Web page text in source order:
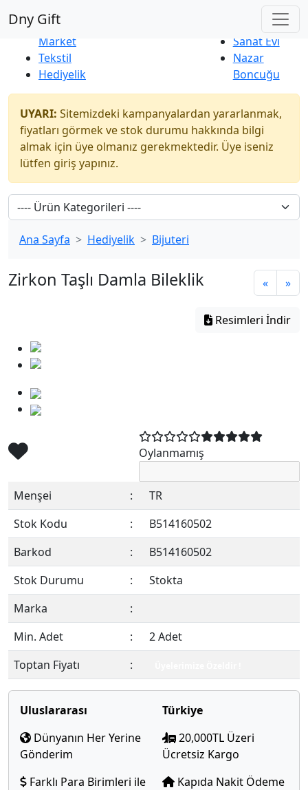
Dny Gift
Yeni Ürünler
İndirim
Market
Tekstil
Hediyelik
Sanat Evi
Nazar
Boncuğu
UYARI: Sitemizdeki kampanyalardan yararlanmak,
fiyatları görmek ve stok durumu hakkında bilgi
almak için üye olmanız gerekmektedir. Üye iseniz
lütfen giriş yapınız.
Ana Sayfa Hediyelik Bijuteri
Zirkon Taşlı Damla Bileklik « »
Resimleri İndir
Oylanmamış
Menşei :
TR
Stok Kodu
:
B514160502
Barkod
:
B514160502
Stok Durumu
:
Stokta
Marka
:
Min. Adet
:
2 Adet
Toptan Fiyatı
:
Uluslararası
Dünyanın Her Yerine
Gönderim
Farklı Para Birimleri ile
Türkiye
20,000TL Üzeri
Ücretsiz Kargo
Kapıda Nakit Ödeme